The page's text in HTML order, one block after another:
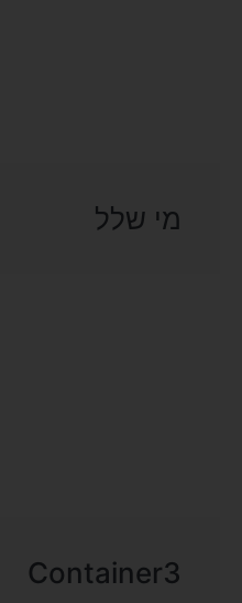
מי שלל
Container3